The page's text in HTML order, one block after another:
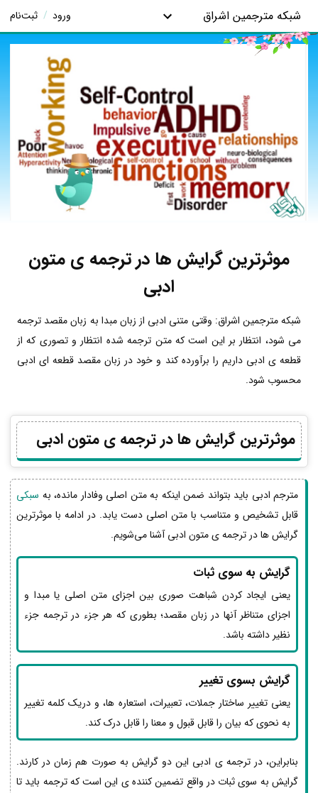
شبکه مترجمین اشراق ورود / ثبت‌نام
موثرترین گرایش ها در ترجمه ی متون
ادبی
شبکه مترجمین اشراق: وقتی متنی ادبی از زبان مبدا به زبان مقصد ترجمه
می شود، انتظار بر این است که متن ترجمه شده انتظار و تصوری که از
قطعه ی ادبی داریم را برآورده کند و خود در زبان مقصد قطعه ای ادبی
محسوب شود.
موثرترین گرایش ها در ترجمه ی متون ادبی
مترجم ادبی باید بتواند ضمن اینکه به متن اصلی وفادار مانده، به سبکی
قابل تشخیص و متناسب با متن اصلی دست یابد. در ادامه با موثرترین
گرایش ها در ترجمه ی متون ادبی آشنا می‌شویم.
گرایش به سوی ثبات
یعنی ایجاد کردن شباهت صوری بین اجزای متن اصلی یا مبدا و
اجزای متناظر آنها در زبان مقصد؛ بطوری که هر جزء در ترجمه جزء
نظیر داشته باشد.
گرایش بسوی تغییر
یعنی تغییر ساختار جملات، تعبیرات، استعاره ها، و دریک کلمه تغییر
به نحوی که بیان را قابل قبول و معنا را قابل درک کند.
بنابراین، در ترجمه ی ادبی این دو گرایش به صورت هم زمان در کارند.
گرایش به سوی ثبات در واقع تضمین کننده ی این است که ترجمه باید تا